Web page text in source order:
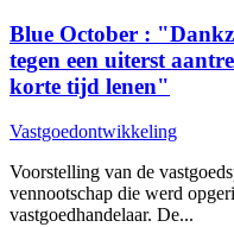
Blue October :
tegen een uiterst
korte tijd lenen"
Vastgoedontwikkeling
Voorstelling van de
vennootschap die werd
vastgoedhandelaar. De...